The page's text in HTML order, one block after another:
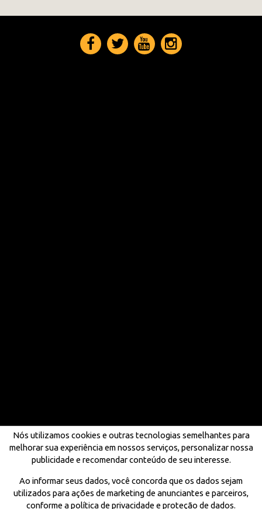
Nós utilizamos cookies e outras tecnologias semelhantes para
melhorar sua experiência em nossos serviços, personalizar nossa
publicidade e recomendar conteúdo de seu interesse.
Ao informar seus dados, você concorda que os dados sejam
utilizados para ações de marketing de anunciantes e parceiros,
conforme a política de privacidade e proteção de dados.